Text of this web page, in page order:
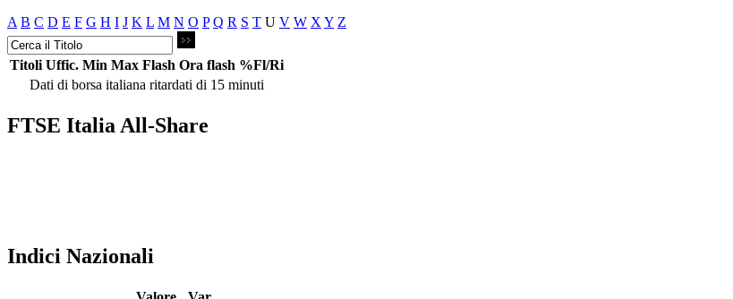
A B C D E F G H I J K L M N O P Q R S T U V W X Y Z
Titoli Uffic. Min Max Flash Ora flash %Fl/Ri
Dati di borsa italiana ritardati di 15 minuti
FTSE Italia All-Share
Indici Nazionali